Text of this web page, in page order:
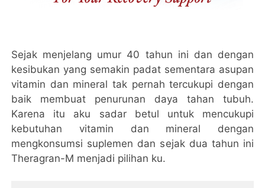
Sejak menjelang umur 40 tahun ini dan dengan
kesibukan yang semakin padat sementara asupan
vitamin dan mineral tak pernah tercukupi dengan
baik membuat penurunan daya tahan tubuh.
Karena itu aku sadar betul untuk mencukupi
kebutuhan vitamin dan mineral dengan
mengkonsumsi suplemen dan sejak dua tahun ini
Theragran-M menjadi pilihan ku.